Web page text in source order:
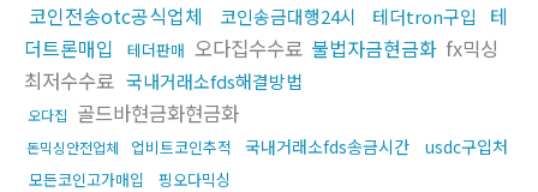
코인전송otc공식업체 코인송금대행24시 테더tron구입
테
더트론매입
테더판매 오다집수수료 불법자금현금화 fx믹싱
최저수수료 국내거래소fds해결방법
오다집 골드바현금화현금화
돈믹싱안전업체 업비트코인추적 국내거래소fds송금시간 usdc구입처
모든코인고가매입 핑오다믹싱